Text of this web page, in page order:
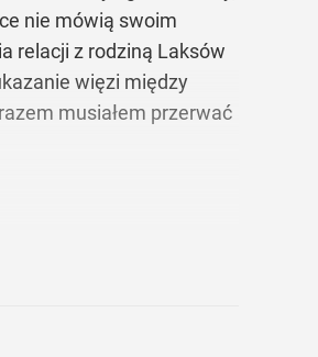
nie mówią swoim
relacji z rodziną Laksów
więzi między
musiałem przerwać